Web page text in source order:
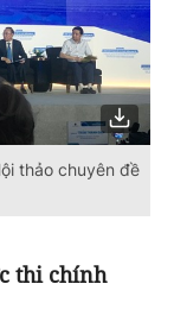
thảo chuyên đề
thi chính